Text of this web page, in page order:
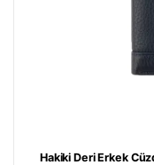
Hakiki Deri Erkek